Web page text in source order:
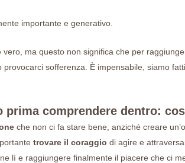
importante e generativo.
vero, ma questo non significa che per
sofferenza. È impensabile, siamo
prima comprendere dentro:
che non ci fa stare bene, anziché creare
trovare il coraggio di agire e
lì e raggiungere finalmente il piacere che ci